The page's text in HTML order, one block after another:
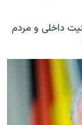
داخلی و مردم